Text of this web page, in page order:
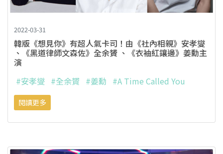
2022-03-31
韓版《想見你》有超人氣卡司！由《社內相親》安孝燮
、《黑道律師文森佐》全余贇 、《衣袖紅鑲邊》姜勳主
演
#安孝燮 #全余贇 #姜勳 #A Time Called You
閱讀更多